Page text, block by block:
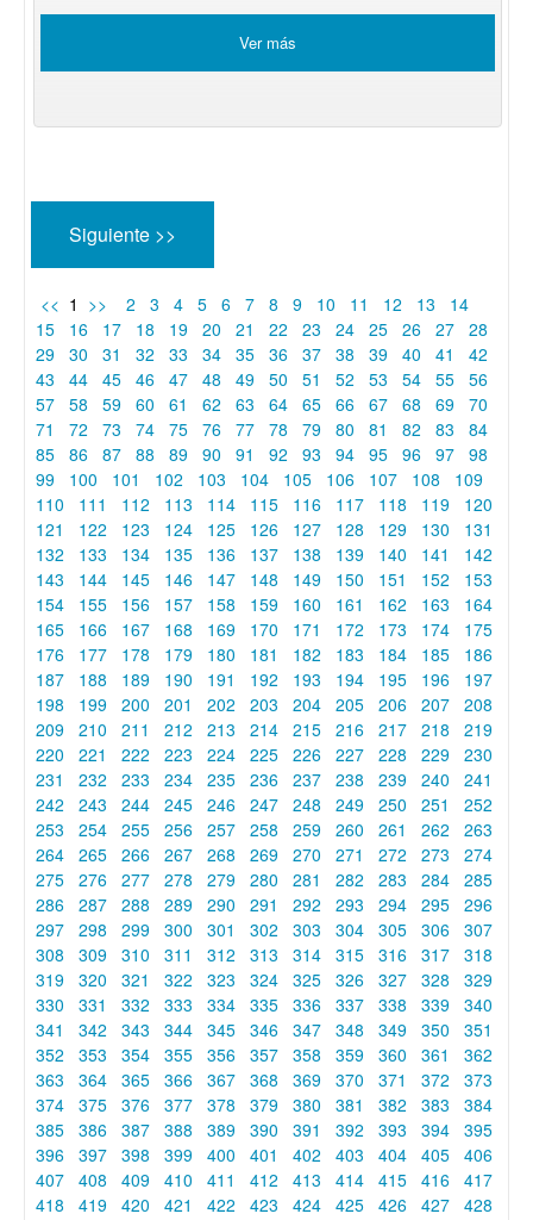
Ver más
Siguiente >>
<< 1 >> 2 3 4 5 6 7 8 9 10 11 12 13
14
15
16 17 18 19 20 21 22 23 24 25 26 27 28
29 30 31 32 33 34 35 36 37 38 39 40 41
42
43
44 45 46 47 48 49 50 51 52 53 54 55 56
57 58 59 60 61 62 63 64 65 66 67 68 69 70
71
72 73 74 75 76 77 78 79 80 81 82 83
84
85 86 87 88 89 90 91 92 93 94 95 96 97 98
99
100 101 102 103 104 105 106 107 108
109
110
111 112 113 114 115 116 117 118 119
120
121
122 123 124 125 126 127 128 129 130
131
132
133 134 135 136 137 138 139 140 141
142
143
144 145 146 147 148 149 150 151 152
153
154
155 156 157 158 159 160 161 162 163
164
165
166 167 168 169 170 171 172 173 174
175
176
177 178 179 180 181 182 183 184 185
186
187
188 189 190 191 192 193 194 195 196
197
198
199 200 201 202 203 204 205 206 207 208
209 210 211 212 213 214 215 216 217 218
219
220
221 222 223 224 225 226 227 228 229 230
231
232 233 234 235 236 237 238 239 240
241
242
243 244 245 246 247 248 249 250 251
252
253
254 255 256 257 258 259 260 261 262
263
264 265 266 267 268 269 270 271 272 273
274
275 276 277 278 279 280 281 282 283 284 285
286 287 288 289 290 291 292 293 294 295 296
297 298 299 300 301 302 303 304 305 306 307
308
309 310 311 312 313 314 315 316 317 318
319 320 321 322 323 324 325 326 327 328
329
330
331 332 333 334 335 336 337 338 339 340
341
342 343 344 345 346 347 348 349 350
351
352
353 354 355 356 357 358 359 360 361
362
363
364 365 366 367 368 369 370 371 372
373
374 375 376 377 378 379 380 381 382 383
384
385 386 387 388 389 390 391 392 393 394 395
396 397 398 399 400 401 402 403 404 405 406
407 408 409 410 411 412 413 414 415 416 417
418
419 420 421 422 423 424 425 426 427 428